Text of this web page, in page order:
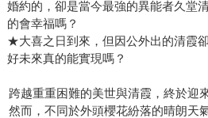
婚約的，卻是當今最強的異能者久堂
的會幸福嗎？
★大喜之日到來，但因公外出的清霞
好未來真的能實現嗎？
跨越重重困難的美世與清霞，終於迎
然而，不同於外頭櫻花紛落的晴朗天